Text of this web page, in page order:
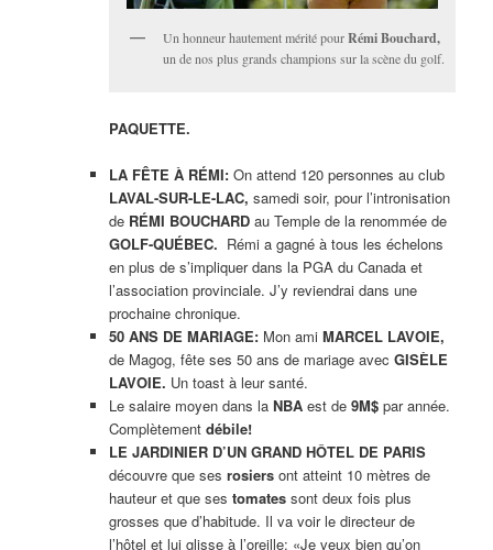
Un honneur hautement mérité pourRémi Bouchard,
un de nos plus grands champions sur la scène du golf.
PAQUETTE.
LA FÊTE À RÉMI:On attend 120 personnes au club
LAVAL-SUR-LE-LAC, samedi soir, pour l’intronisation
de RÉMI BOUCHARD au Temple de la renommée de
GOLF-QUÉBEC. Rémi a gagné à tous les échelons
en plus de s’impliquer dans la PGA du Canada et
l’association provinciale. J’y reviendrai dans une
prochaine chronique.
50 ANS DE MARIAGE: Mon amiMARCEL LAVOIE,
de Magog, fête ses 50 ans de mariage avecGISÈLE
LAVOIE. Un toast à leur santé.
Le salaire moyen dans laNBA est de9M$ par année.
Complètementdébile!
LE JARDINIER D’UN GRAND HÔTEL DE PARIS
découvre que sesrosiers ont atteint 10 mètres de
hauteur et que sestomates sont deux fois plus
grosses que d’habitude. Il va voir le directeur de
l’hôtel et lui glisse à l’oreille: «Je veux bien qu’on